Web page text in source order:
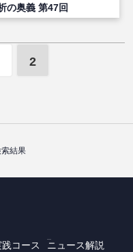
の奥義 第47回
2
結果
践コース
ニュース解説